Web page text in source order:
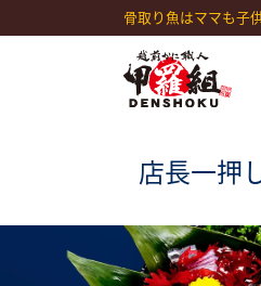
骨取り魚はママも子
店長一押